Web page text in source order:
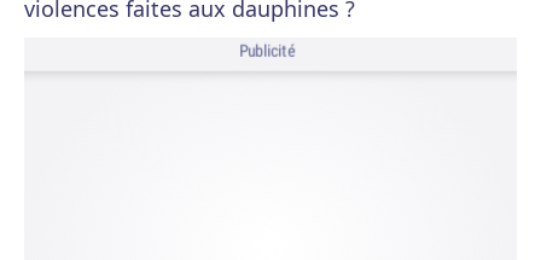
violences faites aux dauphines ?
Publicité